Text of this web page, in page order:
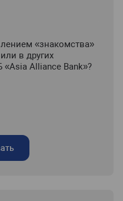
«знакомства»
в других
«Asia Alliance Bank»?